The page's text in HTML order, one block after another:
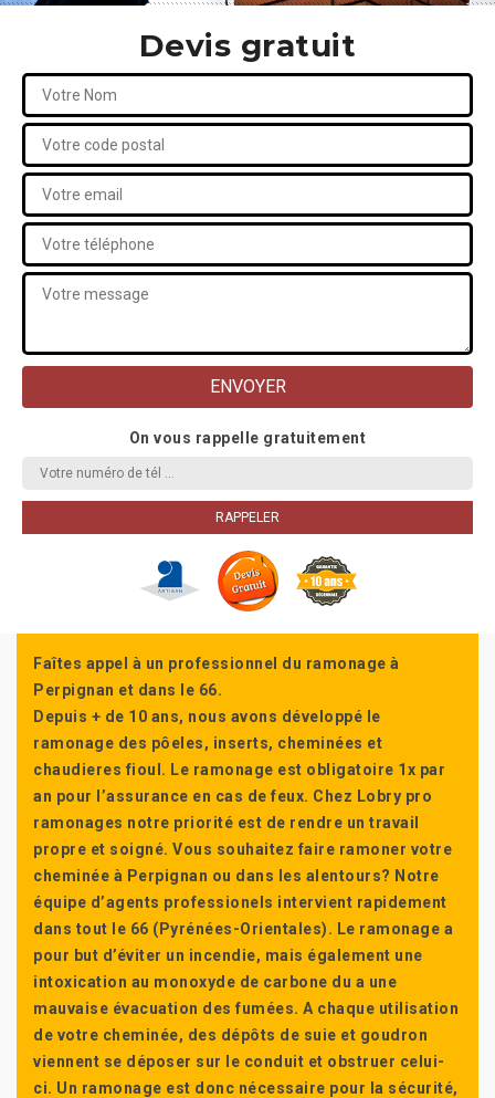
Devis gratuit
On vous rappelle gratuitement
Faîtes appel à un professionnel du ramonage à
Perpignan et dans le 66.
Depuis + de 10 ans, nous avons développé le
ramonage des pôeles, inserts, cheminées et
chaudieres fioul. Le ramonage est obligatoire 1x par
an pour l’assurance en cas de feux. Chez Lobry pro
ramonages notre priorité est de rendre un travail
propre et soigné. Vous souhaitez faire ramoner votre
cheminée à Perpignan ou dans les alentours? Notre
équipe d’agents professionels intervient rapidement
dans tout le 66 (Pyrénées-Orientales). Le ramonage a
pour but d’éviter un incendie, mais également une
intoxication au monoxyde de carbone du a une
mauvaise évacuation des fumées. A chaque utilisation
de votre cheminée, des dépôts de suie et goudron
viennent se déposer sur le conduit et obstruer celui-
ci. Un ramonage est donc nécessaire pour la sécurité,